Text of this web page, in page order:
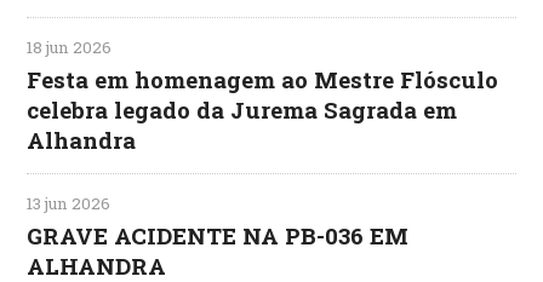
18 jun 2026
Festa em homenagem ao Mestre Flósculo
celebra legado da Jurema Sagrada em
Alhandra
13 jun 2026
GRAVE ACIDENTE NA PB-036 EM
ALHANDRA